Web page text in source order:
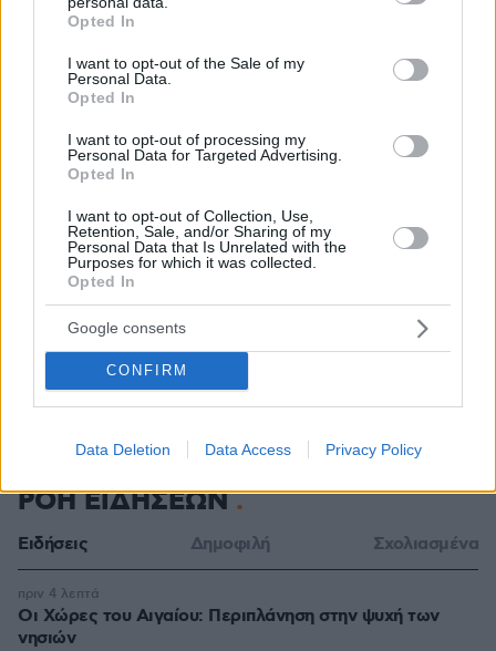
grant or deny consent to Google and its third-party tags to
use your data for below specified purposes in below Google
consent section.
Opted In
I want to opt-out of the Sale of my
Personal Data.
Opted In
I want to opt-out of processing my
Personal Data for Targeted Advertising.
Opted In
I want to opt-out of Collection, Use,
Retention, Sale, and/or Sharing of my
Personal Data that Is Unrelated with the
Purposes for which it was collected.
Opted In
Google consents
CONFIRM
Data Deletion Data Access Privacy Policy
Το DEI College παρουσιάζει τη Sophia. Την πρώτη 24/7
βοηθό AI που αλλάζει τον τρόπο με τον οποίο μαθαίνουν οι
φοιτητές
30.07.2026, 09:33
Η Smart φοιτητική κατοικία στην καρδιά της Αθήνας
Διασκεδάζουμε υπεύθυνα, επιστρέφουμε με ασφάλεια
29.07.2026, 09:39
ΡΟΗ ΕΙΔΗΣΕΩΝ
Ειδήσεις Δημοφιλή Σχολιασμένα
Οι Xώρες του Αιγαίου: Περιπλάνηση στην ψυχή των
νησιών
πριν 4 λεπτά